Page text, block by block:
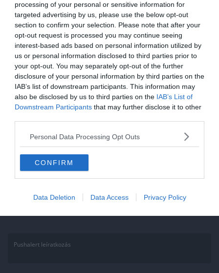
processing of your personal or sensitive information for
targeted advertising by us, please use the below opt-out
section to confirm your selection. Please note that after your
opt-out request is processed you may continue seeing
interest-based ads based on personal information utilized by
us or personal information disclosed to third parties prior to
your opt-out. You may separately opt-out of the further
disclosure of your personal information by third parties on the
IAB’s list of downstream participants. This information may
also be disclosed by us to third parties on the IAB’s List of
Downstream Participants that may further disclose it to other
Personal Data Processing Opt Outs
CONFIRM
Data Deletion Data Access Privacy Policy
ÁLTALÁNOS KVÍZEK IRODALOM KVÍZ
2020.12.28. Adam
Kvíz: Ki tudod egészíteni az
alábbi szólásmondásokat? Csak
a legjobbaknak sikerül mind!
csatlakozhatsz Facebook csoportunkhoz is. Mielőtt lelépsz ne
felejtsd el megosztani barátaiddal az eredményedet. Van saját kvíz
ötleted?
Read More
Pushalert leíratkozás